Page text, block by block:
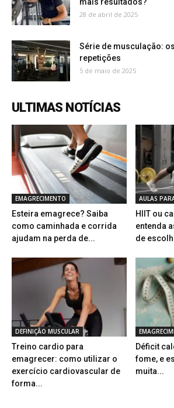
28 de abril de 2025
Série de musculação:
repetições
5 de maio de 2025
ULTIMAS NOTÍCIAS
EMAGRECIMENTO
Esteira emagrece? Saiba
como caminhada e corrida
ajudam na perda de...
AULAS
HIIT ou
entenda
de
DEFINIÇÃO MUSCULAR
Treino cardio para
emagrecer: como utilizar o
exercício cardiovascular de
forma...
Déficit
fome, e
muita...